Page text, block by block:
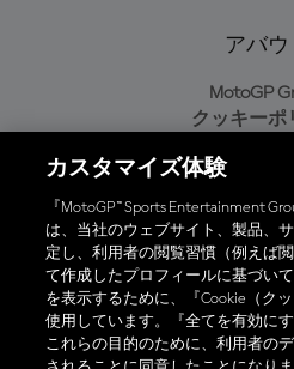
アバウ
MotoGP
クッキーポ
プライバシー
購入ポリ
オフィシャ
カスタマイズ体験
『MotoGP™ Sports Entertainment
は、当社のウェブサイト、製品、
定し、利用者の閲覧習慣（例えば
て作成したプロフィールに基づい
を表示するために、『Cookie（ク
使用しています。『全てを有効に
これらの目的のために、利用者の